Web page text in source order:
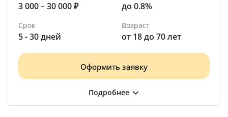
3 000 – 30 000 ₽ до 0.8%
Срок
5 - 30 дней
Возраст
от 18 до 70 лет
Оформить заявку